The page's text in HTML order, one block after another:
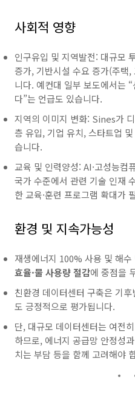
사회적 영향
인구유입 및 지역발전: 대규모
증가, 기반시설 수요 증가(주택
니다. 예컨대 일부 보도에서는
다”는 언급도 있습니다.
지역의 이미지 변화: Sines가
층 유입, 기업 유치, 스타트업
습니다.
교육 및 인력양성: AI·고성능컴
국가 수준에서 관련 기술 인재
한 교육·훈련 프로그램 확대가
환경 및 지속가능성
재생에너지 100% 사용 및 해
효율·물 사용량 절감에 중점을
친환경 데이터센터 구축은 기
도 긍정적으로 평가됩니다.
단, 대규모 데이터센터는 여전
하므로, 에너지 공급망 안정성
치는 부담 등을 함께 고려해야